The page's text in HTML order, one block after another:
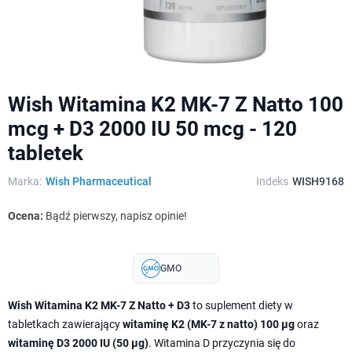
Wish Witamina K2 MK-7 Z Natto 100
mcg + D3 2000 IU 50 mcg - 120
tabletek
Marka: Wish Pharmaceutical Indeks WISH9168
Ocena: Bądź pierwszy, napisz opinie!
GMO
Wish Witamina K2 MK-7 Z Natto + D3to suplement diety w
tabletkach zawierającywitaminę K2 (MK-7 z natto) 100 µgoraz
witaminę D3 2000 IU (50 µg). Witamina D przyczynia się do